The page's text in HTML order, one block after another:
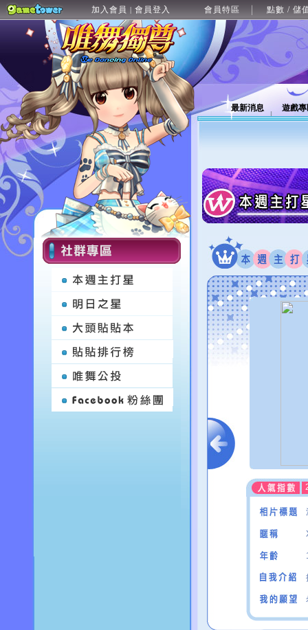
加入會員 | 會員登入 會員特區 點數 / 儲
最新消息 遊戲